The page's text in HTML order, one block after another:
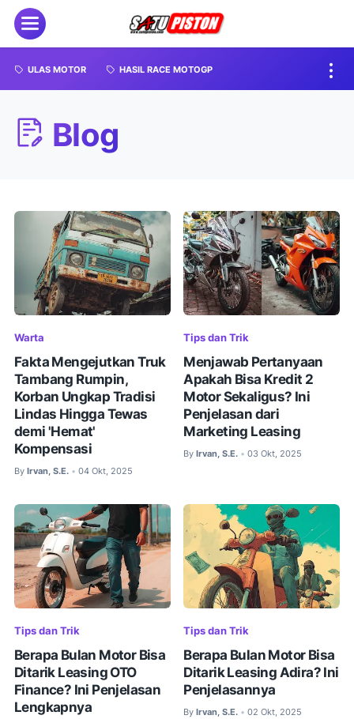
ULAS MOTOR HASIL RACE MOTOGP
Blog
Warta
Fakta Mengejutkan Truk
Tambang Rumpin,
Korban Ungkap Tradisi
Lindas Hingga Tewas
demi 'Hemat'
Kompensasi
By Irvan, S.E. • 04 Okt, 2025
Tips dan Trik
Menjawab Pertanyaan
Apakah Bisa Kredit 2
Motor Sekaligus? Ini
Penjelasan dari
Marketing Leasing
By Irvan, S.E. • 03 Okt, 2025
Tips dan Trik
Berapa Bulan Motor Bisa
Ditarik Leasing OTO
Finance? Ini Penjelasan
Lengkapnya
Tips dan Trik
Berapa Bulan Motor Bisa
Ditarik Leasing Adira? Ini
Penjelasannya
By Irvan, S.E. • 02 Okt, 2025